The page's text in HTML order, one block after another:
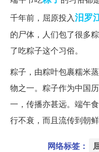
千年前，屈原投入汨罗
的尸体，人们包了很多
了吃粽子这个习俗。
粽子，由粽叶包裹糯米
物之一。粽子作为中国
一，传播亦甚远。端午
行不衰，而且流传到朝
网络标签：